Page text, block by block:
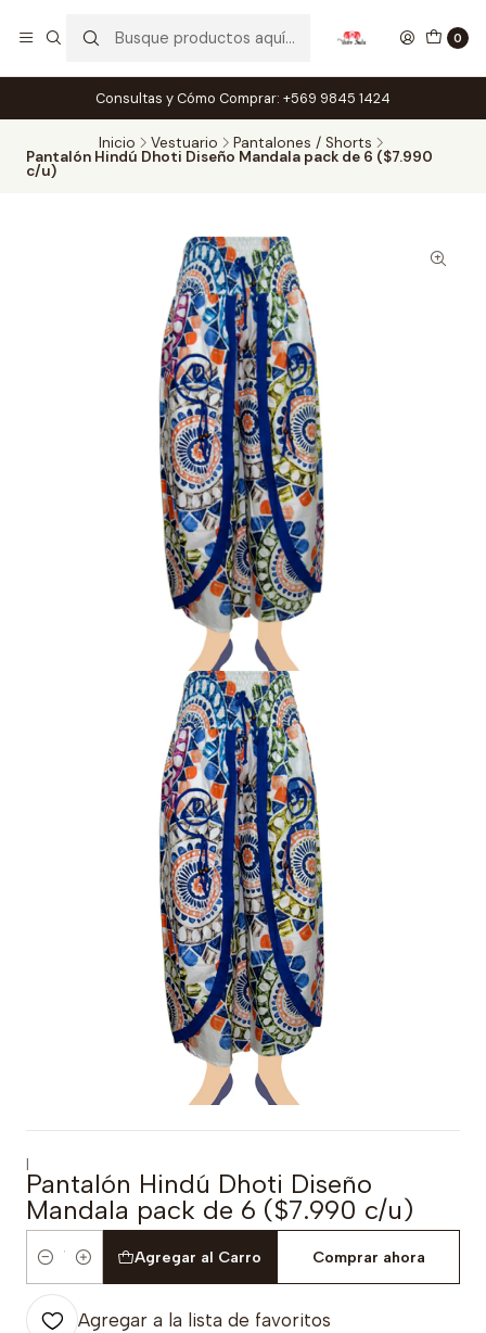
0
Consultas y Cómo Comprar: +569 9845 1424
Inicio Vestuario Pantalones / Shorts
Pantalón Hindú Dhoti Diseño Mandala pack de 6 ($7.990
c/u)
|
Pantalón Hindú Dhoti Diseño
Mandala pack de 6 ($7.990 c/u)
Cantidad
Agregar al Carro Comprar ahora
Agregar a la lista de favoritos